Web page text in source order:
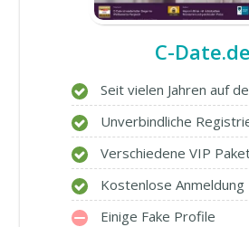
C-Date.de
Seit vielen Jahren auf
Unverbindliche
Verschiedene VIP
Kostenlose Anmeldung
Einige Fake Profile